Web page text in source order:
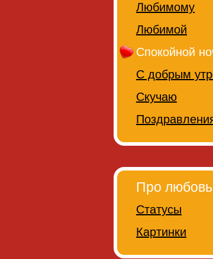
Любимому
Любимой
Спокойной
С добрым
Скучаю
Про любовь
Статусы
Картинки